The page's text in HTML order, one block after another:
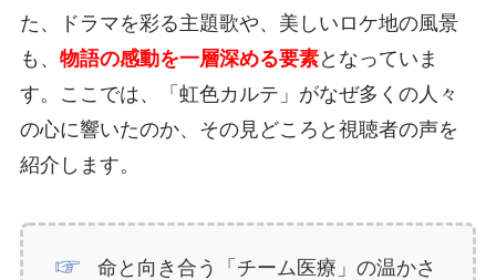
た、ドラマを彩る主題歌や、美しいロケ地の風景
も、 物語の感動を一層深める要素となっていま
す。ここでは、「虹色カルテ」がなぜ多くの人々
の心に響いたのか、その見どころと視聴者の声を
紹介します。
命と向き合う「チーム医療」の温かさ